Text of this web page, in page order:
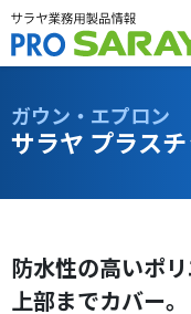
ガウン・エプロン
サラヤ プラス
防水性の高いポ
上部までカバー。